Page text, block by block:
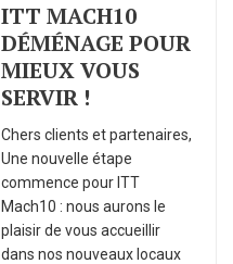
ITT MACH10
DÉMÉNAGE POUR
MIEUX VOUS
SERVIR !
Chers clients et partenaires,
Une nouvelle étape
commence pour ITT
Mach10 : nous aurons le
plaisir de vous accueillir
dans nos nouveaux locaux